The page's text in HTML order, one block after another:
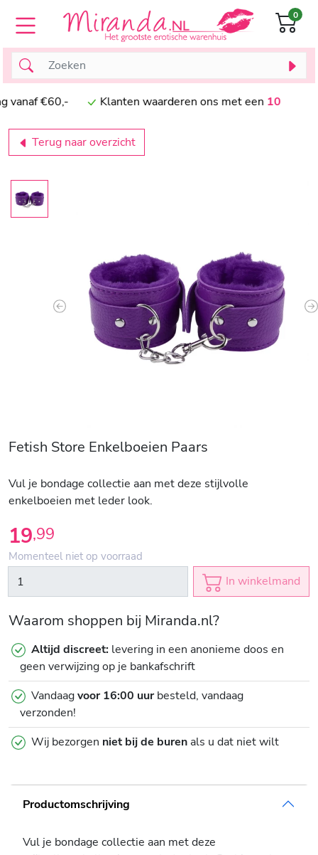
€60,- Klanten waarderen ons met een10
0
Terug naar overzicht
Previous
Fetish Store Enkelboeien Paars
Vul je bondage collectie aan met deze stijlvolle
enkelboeien met leder look.
19,99
Momenteel niet op voorraad
In winkelmand
Waarom shoppen bij Miranda.nl?
Altijd discreet: levering in een anonieme doos en
geen verwijzing op je bankafschrift
Vandaagvoor 16:00 uurbesteld, vandaag
verzonden!
Wij bezorgen niet bij de burenals u dat niet wilt
Productomschrijving
Vul je bondage collectie aan met deze